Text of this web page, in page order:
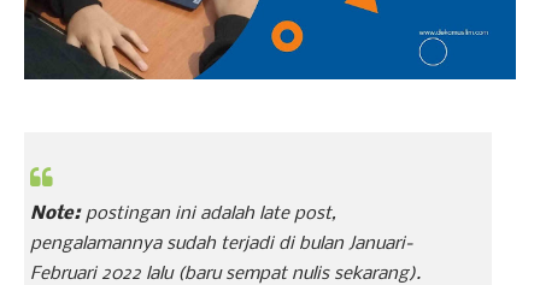
Note: postingan ini adalah late post,
pengalamannya sudah terjadi di bulan Januari-
Februari 2022 lalu (baru sempat nulis sekarang).